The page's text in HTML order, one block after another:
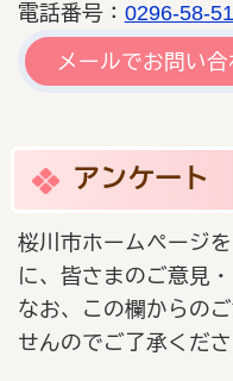
電話番号： 0296-58-
メールでお問い
アンケート
桜川市ホームページ
に、皆さまのご意見
なお、この欄からの
せんのでご了承くださ